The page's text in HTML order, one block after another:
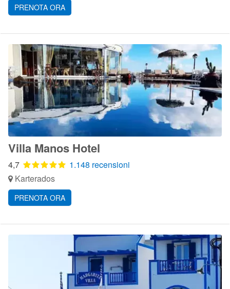
PRENOTA ORA
Villa Manos Hotel
4,7
1.148 recensioni
Karterados
PRENOTA ORA